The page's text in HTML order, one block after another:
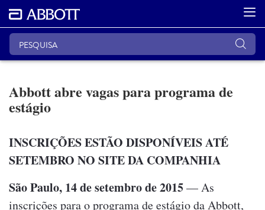
Abbott abre vagas para programa de
estágio
INSCRIÇÕES ESTÃO DISPONÍVEIS ATÉ
SETEMBRO NO SITE DA COMPANHIA
São Paulo, 14 de setembro de 2015— As
inscrições para o programa de estágio da Abbott,